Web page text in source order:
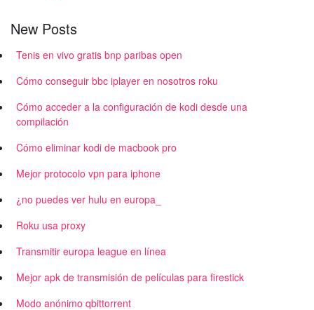
New Posts
Tenis en vivo gratis bnp paribas open
Cómo conseguir bbc iplayer en nosotros roku
Cómo acceder a la configuración de kodi desde una
compilación
Cómo eliminar kodi de macbook pro
Mejor protocolo vpn para iphone
¿no puedes ver hulu en europa_
Roku usa proxy
Transmitir europa league en línea
Mejor apk de transmisión de películas para firestick
Modo anónimo qbittorrent